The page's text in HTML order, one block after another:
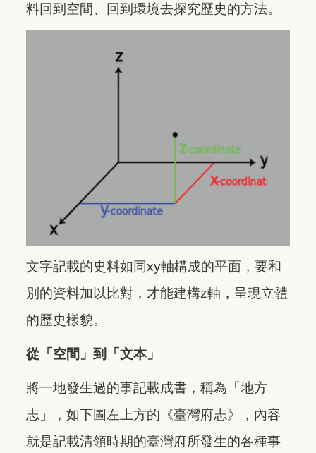
料回到空間、回到環境去探究歷史的方法。
文字記載的史料如同xy軸構成的平面，要和
別的資料加以比對，才能建構z軸，呈現立體
的歷史樣貌。
從「空間」到「文本」
將一地發生過的事記載成書，稱為「地方
志」，如下圖左上方的《臺灣府志》，內容
就是記載清領時期的臺灣府所發生的各種事